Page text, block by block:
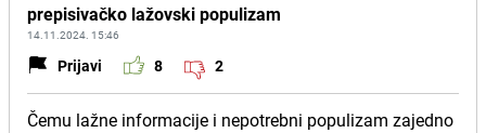
prepisivačko lažovski populizam
14.11.2024. 15:46
Prijavi 8 2
Čemu lažne informacije i nepotrebni populizam zajedno